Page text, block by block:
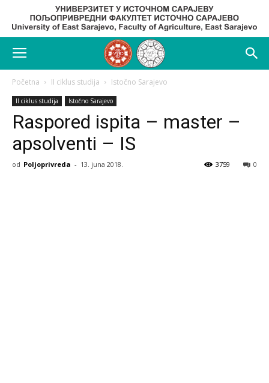
Početna II ciklus studija Istočno Sarajevo
II ciklus studija Istočno Sarajevo
Raspored ispita – master –
apsolventi – IS
od Poljoprivreda - 13. juna 2018. 0
3759